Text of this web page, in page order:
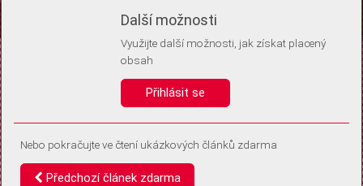
Identifikátor je zcela anonymní.
Vaše souhlasy a odmítnutí si ukládáme do vašeho zařízení, abychom se
vás už příště znovu neptali. Můžete je kdykoli později upravit ve Správě
Další možnosti
Využijte další možnosti, jak získat placený
obsah
Přihlásit se
Nebo pokračujte ve čtení ukázkových článků zdarma
Předchozí článek zdarma